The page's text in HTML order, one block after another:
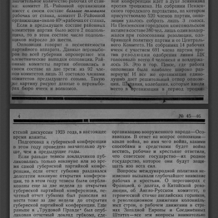
значительное
количество рабочих от стан-
ка:
комитет Н. - Районной
организации
имеет
с своем составе больше половины
рабочих от станка, комитет В.-Районной
организации-около 40°/орабочихот станка.
Если в предыдущем составе районных
.комитетов партии было всего 2
подполь-
щика,
то в этом составе число
подполь-
щиков
выросло до шести.
Оппозиция говорит о несменяемости
партийного аппарата. Данные перевыбо-
ров по всей губернии опровергают
эти
клеветнические
выпадки оппозиции. Рай-
онные комитеты партии обновились
в
своем
составе на две трети: из 92
чле-
нов
комитетов лишь 31 состояло
членами
комитетов
предыдущего созыва. Такую
же картину рисуют данные о перевыбо-
рах бюро ячеек и волкомов.
ной конференции идет в духе
ленинизма
против
троцкизма. На собрании Пензен-
ского городского партактива, на
котором
присутствовало
520 членов партии,
оппо-
зиции
удалось собрать лишь 3 голоса.
На Пензенском городском
комсомольском
активе в составе380 чел. лишь один воздер-
жался
при голосовании резолюции, одо-
бряющей политику партии и ее Централь-
ного Комитета. На собраниях 14 рабочих
ячеек с участием 691 члена партии
про-
тив
резолюции одобрения линии ЦК
голосовало всего 4 человека и
воздержа-
лось
16. Это гор. Пензе, где работа
оппозиции была наиболее широко раз-
вернут^! И все же организация
едино-
душно
дает решительный отпор
оппози-
ции.
Шатания, колебания, которые
имели
место
в организации в .период троцки-
4F
4 No 45—46
стекой дискуссии 1923 года, в настоящее
время
изжиты.
Подготовка к губернской конференции
в этом году проведена значительно
луч-
ше,
чем в предыдущие годы.
Если раньше тезисы докладчиков пуб-
ликовались только накануне или во вре-
мя самой губернской партийной конфе-
ренции, если отчет губкома
раздавался
делегатам
накануне открытия конферен-
ции, то в этом году тезисы были опубли-
кованы еще за две недели до открытия
губернской партийной конференции, пе-
чатный отчет губкома был разослан
на
места
тоже за две недели до открытия
губернской партийной конференции. Еще
раньше в „Трудовой Правде" был опуб-
ликован отчетный доклад губкома, сде-
организацию вооруженного народа — Осо-
авиахим. В ответ на вопрос оппозиции —
какая война, во имя чего война, какими
способами и средствами будет война
вестись, рабочие и крестьяне
ответили,
что
советское государство — их
родное
государство,
которое они будут
защи-
щать
изо всех сил.
Вопросы международной политики
не-
изменно
вызывали глубочайшее внимание
рабочих и крестьян. О переговорах с
Францией, о долгах, о Китайской
рево-
люции,
об Англо-Русском комитете, о
героической стачке английских
горняков,
о
революционном движении
колониаль-
ных
стран, о рабочем движении в
стра-
нах
Западной Европы и
Соединенных
Штатах— все эти вопросы внимательно